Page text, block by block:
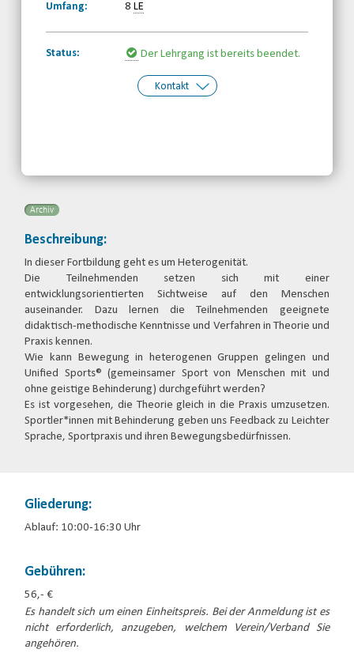
Umfang:
8LE
Status: Der Lehrgang ist bereits beendet.
Kontakt
Archiv
Beschreibung:
In dieser Fortbildung geht es um Heterogenität.
Die Teilnehmenden setzen sich mit einer
entwicklungsorientierten Sichtweise auf den Menschen
auseinander. Dazu lernen die Teilnehmenden geeignete
didaktisch-methodische Kenntnisse und Verfahren in Theorie und
Praxis kennen.
Wie kann Bewegung in heterogenen Gruppen gelingen und
Unified Sports® (gemeinsamer Sport von Menschen mit und
ohne geistige Behinderung) durchgeführt werden?
Es ist vorgesehen, die Theorie gleich in die Praxis umzusetzen.
Sportler*innen mit Behinderung geben uns Feedback zu Leichter
Sprache, Sportpraxis und ihren Bewegungsbedürfnissen.
Gliederung:
Ablauf: 10:00-16:30 Uhr
Gebühren:
56,- €
Es handelt sich um einen Einheitspreis. Bei der Anmeldung ist es
nicht erforderlich, anzugeben, welchem Verein/Verband Sie
angehören.